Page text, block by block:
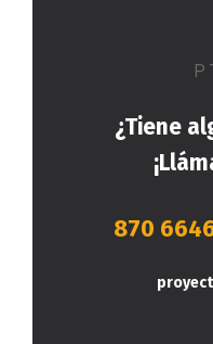
¿Tiene
870